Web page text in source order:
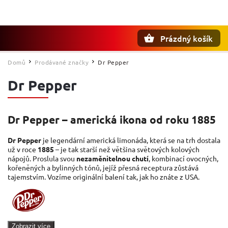
Prázdný košík
Domů / Prodávané značky / Dr Pepper
Dr Pepper
Dr Pepper – americká ikona od roku 1885
Dr Pepper je legendární americká limonáda, která se na trh dostala
už v roce 1885 – je tak starší než většina světových kolových
nápojů. Proslula svou nezaměnitelnou chutí, kombinací ovocných,
kořeněných a bylinných tónů, jejíž přesná receptura zůstává
tajemstvím. Vozíme originální balení tak, jak ho znáte z USA.
Zobrazit více